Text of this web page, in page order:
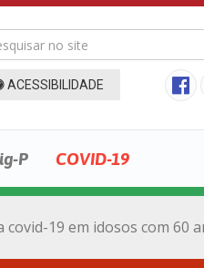
ACESSIBILIDADE
P COVID-19
19 em idosos com 60